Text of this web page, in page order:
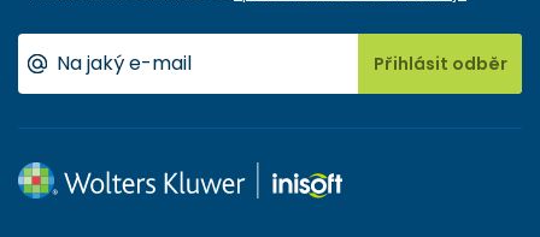
Přihlásit odběr